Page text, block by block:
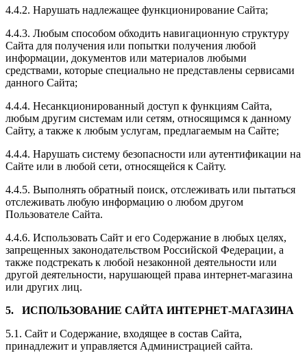
4.4.2. Нарушать надлежащее функционирование Сайта;
4.4.3. Любым способом обходить навигационную структуру
Сайта для получения или попытки получения любой
информации, документов или материалов любыми
средствами, которые специально не представлены сервисами
данного Сайта;
4.4.4. Несанкционированный доступ к функциям Сайта,
любым другим системам или сетям, относящимся к данному
Сайту, а также к любым услугам, предлагаемым на Сайте;
4.4.4. Нарушать систему безопасности или аутентификации на
Сайте или в любой сети, относящейся к Сайту.
4.4.5. Выполнять обратный поиск, отслеживать или пытаться
отслеживать любую информацию о любом другом
Пользователе Сайта.
4.4.6. Использовать Сайт и его Содержание в любых целях,
запрещенных законодательством Российской Федерации, а
также подстрекать к любой незаконной деятельности или
другой деятельности, нарушающей права интернет-магазина
или других лиц.
5. ИСПОЛЬЗОВАНИЕ САЙТА ИНТЕРНЕТ-МАГАЗИНА
5.1. Сайт и Содержание, входящее в состав Сайта,
принадлежит и управляется Администрацией сайта.